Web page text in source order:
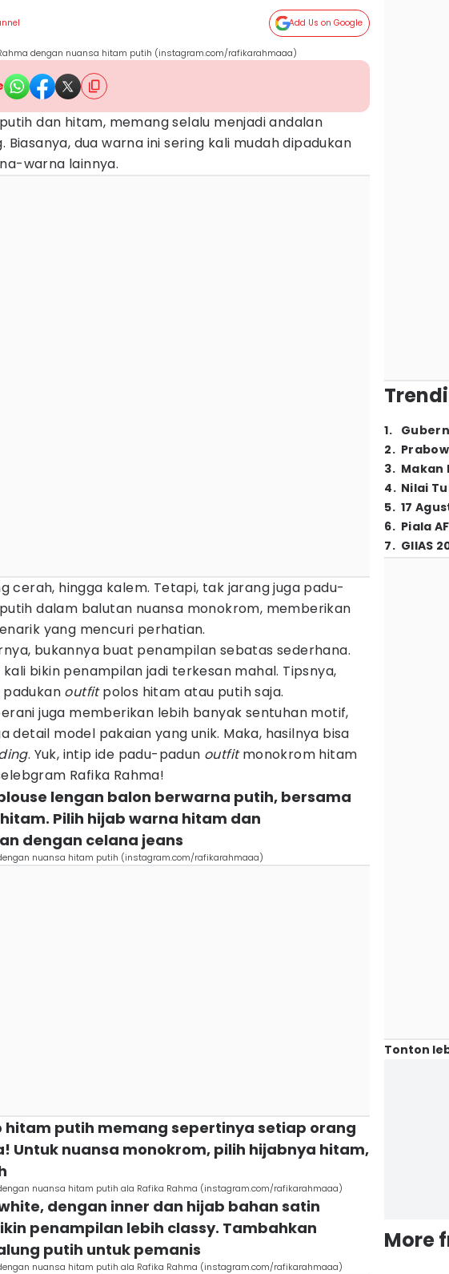
Add Us on Google
Rahma dengan nuansa hitam putih (instagram.com/rafikarahmaaa)
dan hitam, memang selalu menjadi andalan
Biasanya, dua warna ini sering kali mudah dipadukan
warna lainnya.
cerah, hingga kalem. Tetapi, tak jarang juga padu-
dalam balutan nuansa monokrom, memberikan
yang mencuri perhatian.
bukannya buat penampilan sebatas sederhana.
bikin penampilan jadi terkesan mahal. Tipsnya,
outfitpolos hitam atau putih saja.
juga memberikan lebih banyak sentuhan motif,
detail model pakaian yang unik. Maka, hasilnya bisa
. Yuk, intip ide padu-padun outfitmonokrom hitam
Rafika Rahma!
lengan balon berwarna putih, bersama
Pilih hijab warna hitam dan
dengan celana jeans
nuansa hitam putih (instagram.com/rafikarahmaaa)
hitam putih memang sepertinya setiap orang
Untuk nuansa monokrom, pilih hijabnya hitam,
nuansa hitam putih ala Rafika Rahma (instagram.com/rafikarahmaaa)
dengan inner dan hijab bahan satin
penampilan lebih classy. Tambahkan
putih untuk pemanis
nuansa hitam putih ala Rafika Rahma (instagram.com/rafikarahmaaa)
1.
2.
3. Makan
4. Nilai
5. 17
6. Piala
7. GIIAS
Tonton
More